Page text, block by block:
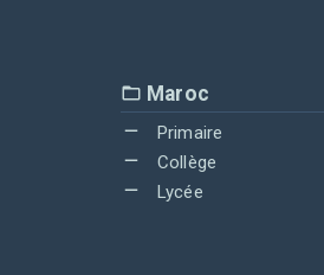
Maroc
Primaire
Collège
Lycée